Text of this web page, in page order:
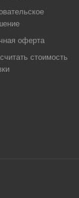
оферта
стоимость